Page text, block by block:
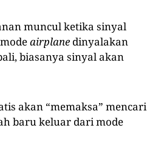
muncul ketika sinyal
airplane dinyalakan
biasanya sinyal akan
akan “memaksa” mencari
baru keluar dari mode